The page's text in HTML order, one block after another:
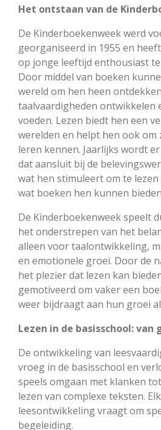
Het ontstaan van de
De Kinderboekenweek werd
georganiseerd in 1955 en
op jonge leeftijd enthousiast
Door middel van boeken
wereld om hen heen
taalvaardigheden ontwikkelen
voeden. Lezen biedt hen een
werelden en helpt hen ook om
leren kennen. Jaarlijks wordt
dat aansluit bij de
wat hen stimuleert om te
wat boeken hen kunnen
De Kinderboekenweek speelt
het onderstrepen van het
alleen voor taalontwikkeling,
en emotionele groei. Door de
het plezier dat lezen kan
gemotiveerd om vaker een
weer bijdraagt aan hun groei
Lezen in de basisschool: van
De ontwikkeling van
vroeg in de basisschool en
speels omgaan met klanken
lezen van complexe teksten.
leesontwikkeling vraagt om
begeleiding.